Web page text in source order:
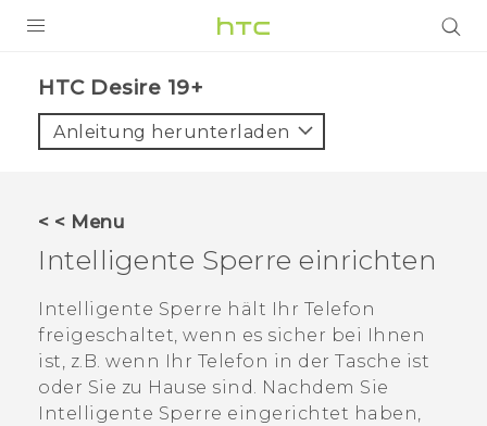
VIVE
UNTERSTÜTZUNG
HTC-Geräte und Zubehör
Anmelden
‎HTC Desire 19+‎‎
Anleitung herunterladen
< < Menu
Intelligente Sperre einrichten
Intelligente Sperre hält Ihr Telefon
freigeschaltet, wenn es sicher bei Ihnen
ist, z.B. wenn Ihr Telefon in der Tasche ist
oder Sie zu Hause sind. Nachdem Sie
Intelligente Sperre eingerichtet haben,